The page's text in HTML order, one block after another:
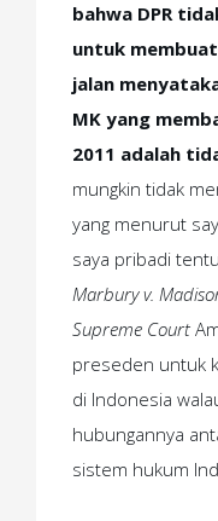
bahwa DPR
untuk
jalan
MK yang
2011 adalah
mungkin tidak
yang menurut
saya pribadi
Marbury v.
Supreme Court
preseden untuk
di Indonesia
hubungannya
sistem hukum